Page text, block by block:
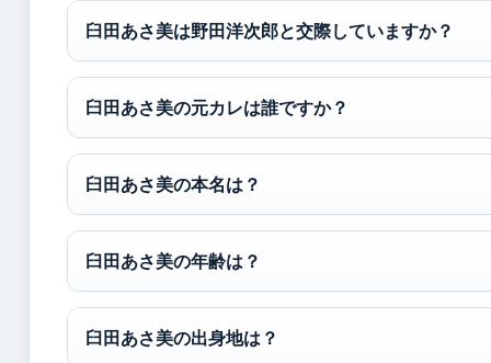
臼田あさ美は野田洋次郎と交際していますか？
臼田あさ美の元カレは誰ですか？
臼田あさ美の本名は？
臼田あさ美の年齢は？
臼田あさ美の出身地は？